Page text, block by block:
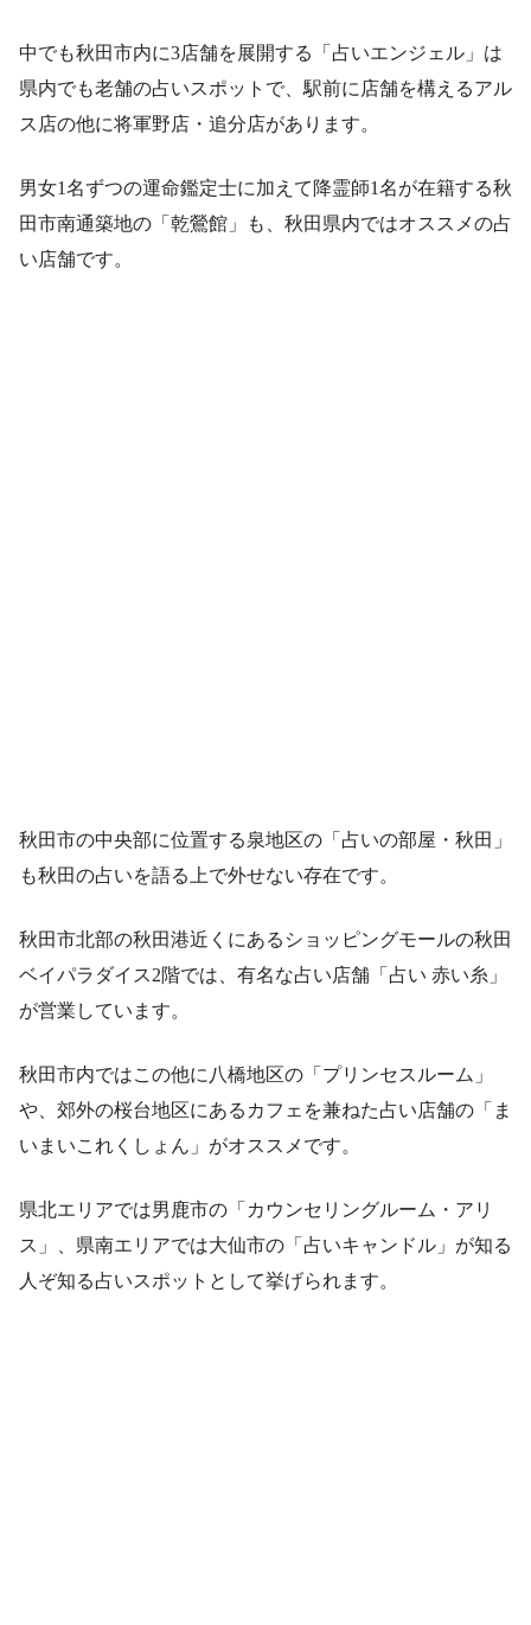
中でも秋田市内に3店舗を展開する「占いエンジェル」は
県内でも老舗の占いスポットで、駅前に店舗を構えるアル
ス店の他に将軍野店・追分店があります。
男女1名ずつの運命鑑定士に加えて降霊師1名が在籍する秋
田市南通築地の「乾鶯館」も、秋田県内ではオススメの占
い店舗です。
秋田市の中央部に位置する泉地区の「占いの部屋・秋田」
も秋田の占いを語る上で外せない存在です。
秋田市北部の秋田港近くにあるショッピングモールの秋田
ベイパラダイス2階では、有名な占い店舗「占い 赤い糸」
が営業しています。
秋田市内ではこの他に八橋地区の「プリンセスルーム」
や、郊外の桜台地区にあるカフェを兼ねた占い店舗の「ま
いまいこれくしょん」がオススメです。
県北エリアでは男鹿市の「カウンセリングルーム・アリ
ス」、県南エリアでは大仙市の「占いキャンドル」が知る
人ぞ知る占いスポットとして挙げられます。